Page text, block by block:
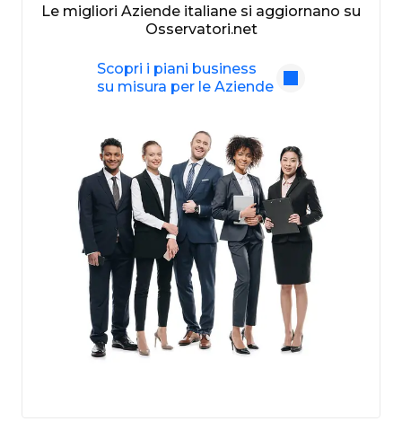
Le migliori Aziende italiane si aggiornano su
Osservatori.net
Scopri i piani business
su misura per le Aziende